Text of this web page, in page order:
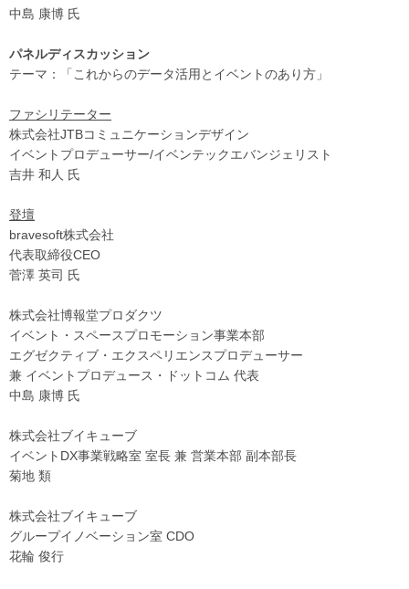
中島 康博 氏
パネルディスカッション
テーマ：「これからのデータ活用とイベントのあり方」
ファシリテーター
株式会社JTBコミュニケーションデザイン
イベントプロデューサー/イベンテックエバンジェリスト
吉井 和人 氏
登壇
bravesoft株式会社
代表取締役CEO
菅澤 英司 氏
株式会社博報堂プロダクツ
イベント・スペースプロモーション事業本部
エグゼクティブ・エクスペリエンスプロデューサー
兼 イベントプロデュース・ドットコム 代表
中島 康博 氏
株式会社ブイキューブ
イベントDX事業戦略室 室長 兼 営業本部 副本部長
菊地 類
株式会社ブイキューブ
グループイノベーション室 CDO
花輪 俊行